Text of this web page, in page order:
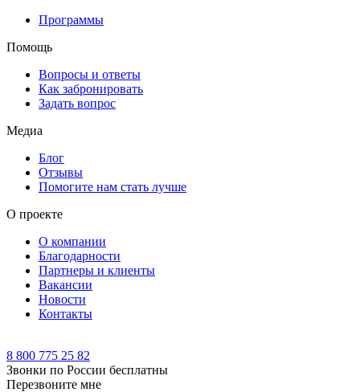
Программы
Помощь
Вопросы и ответы
Как забронировать
Задать вопрос
Медиа
Блог
Отзывы
Помогите нам стать лучше
О проекте
О компании
Благодарности
Партнеры и клиенты
Вакансии
Новости
Контакты
8 800 775 25 82
Звонки по России бесплатны
Перезвоните мне